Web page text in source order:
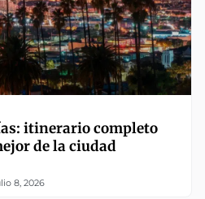
itinerario completo
de la ciudad
8, 2026